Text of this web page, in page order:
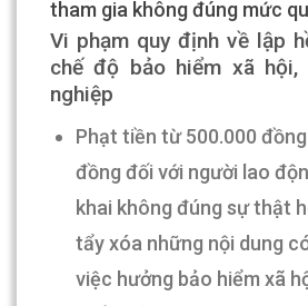
tham gia không đúng mức
Vi phạm quy định về lập h
chế độ bảo hiểm xã hội,
nghiệp
Phạt tiền từ 500.000
đồng đối với người lao
khai không đúng sự thật
tẩy xóa những nội dung
việc hưởng bảo hiểm xã